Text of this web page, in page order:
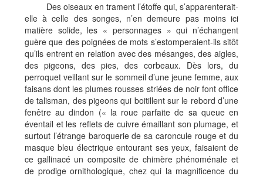
Des oiseaux en trament l’étoffe qui, s’apparenterait-
elle à celle des songes, n’en demeure pas moins ici
matière solide, les « personnages » qui n’échangent
guère que des poignées de mots s’estomperaient-ils sitôt
qu’ils entrent en relation avec des mésanges, des aigles,
des pigeons, des pies, des corbeaux. Dès lors, du
perroquet veillant sur le sommeil d’une jeune femme, aux
faisans dont les plumes rousses striées de noir font office
de talisman, des pigeons qui boitillent sur le rebord d’une
fenêtre au dindon (« la roue parfaite de sa queue en
éventail et les reflets de cuivre émaillant son plumage, et
surtout l’étrange baroquerie de sa caroncule rouge et du
masque bleu électrique entourant ses yeux, faisaient de
ce gallinacé un composite de chimère phénoménale et
de prodige ornithologique, chez qui la magnificence du